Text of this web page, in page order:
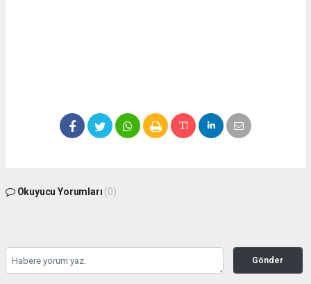
Okuyucu Yorumları (0)
Gönder